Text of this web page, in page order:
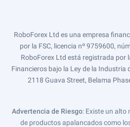
RoboForex Ltd es una empresa
por la FSC, licencia nº 9759600,
RoboForex Ltd está registrada por
Financieros bajo la Ley de la Industria
2118 Guava Street, Belama
Advertencia de Riesgo: Existe un alto
de productos apalancados como